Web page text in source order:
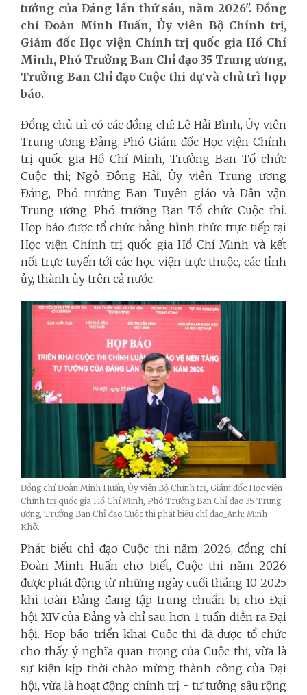
tưởng của Đảng lần thứ sáu, năm 2026". Đồng
chí Đoàn Minh Huấn, Ủy viên Bộ Chính trị,
Giám đốc Học viện Chính trị quốc gia Hồ Chí
Minh, Phó Trưởng Ban Chỉ đạo 35 Trung ương,
Trưởng Ban Chỉ đạo Cuộc thi dự và chủ trì họp
báo.
Đồng chủ trì có các đồng chí: Lê Hải Bình, Ủy viên
Trung ương Đảng, Phó Giám đốc Học viện Chính
trị quốc gia Hồ Chí Minh, Trưởng Ban Tổ chức
Cuộc thi; Ngô Đông Hải, Ủy viên Trung ương
Đảng, Phó trưởng Ban Tuyên giáo và Dân vận
Trung ương, Phó trưởng Ban Tổ chức Cuộc thi.
Họp báo được tổ chức bằng hình thức trực tiếp tại
Học viện Chính trị quốc gia Hồ Chí Minh và kết
nối trực tuyến tới các học viện trực thuộc, các tỉnh
ủy, thành ủy trên cả nước.
Đồng chí Đoàn Minh Huấn, Ủy viên Bộ Chính trị, Giám đốc Học viện
Chính trị quốc gia Hồ Chí Minh, Phó Trưởng Ban Chỉ đạo 35 Trung
ương, Trưởng Ban Chỉ đạo Cuộc thi phát biểu chỉ đạo_Ảnh: Minh
Khôi
Phát biểu chỉ đạo Cuộc thi năm 2026, đồng chí
Đoàn Minh Huấn cho biết, Cuộc thi năm 2026
được phát động từ những ngày cuối tháng 10-2025
khi toàn Đảng đang tập trung chuẩn bị cho Đại
hội XIV của Đảng và chỉ sau hơn 1 tuần diễn ra Đại
hội. Họp báo triển khai Cuộc thi đã được tổ chức
cho thấy ý nghĩa quan trọng của Cuộc thi, vừa là
sự kiện kịp thời chào mừng thành công của Đại
hội, vừa là hoạt động chính trị - tư tưởng sâu rộng